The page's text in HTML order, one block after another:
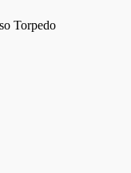
Torpedo